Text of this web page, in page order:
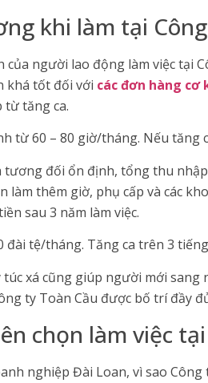
khi làm tại
của người lao động làm việc tại
khá tốt đối với các đơn hàng
từ tăng ca.
từ 60 – 80 giờ/tháng. Nếu tăng
tương đối ổn định, tổng thu
làm thêm giờ, phụ cấp và các
sau 3 năm làm việc.
đài tệ/tháng. Tăng ca trên 3
túc xá cũng giúp người mới
ty Toàn Cầu được bố trí đầy
chọn làm việc
nghiệp Đài Loan, vì sao